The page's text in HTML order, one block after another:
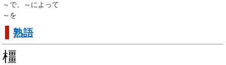
～で、～によって
～を
熟語
橿